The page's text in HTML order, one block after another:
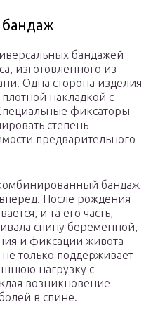
бандажей
изготовленного из
Одна сторона изделия
накладкой с
фиксаторы-
степень
предварительного
бандаж
После рождения
и та его часть,
спину беременной,
и фиксации живота
только поддерживает
нагрузку с
возникновение
в спине.